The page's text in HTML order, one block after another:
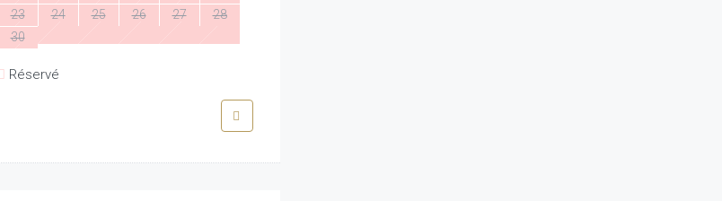
23 24 25 26 27
28
30
Réservé